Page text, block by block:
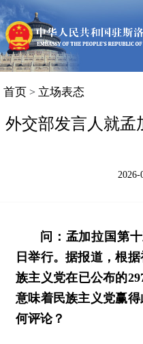
斯洛
首页 > 立场表态
外交部发言人就孟
2026-
问：孟加拉国第
日举行。据报道，根
族主义党在已公布的
意味着民族主义党赢
何评论？